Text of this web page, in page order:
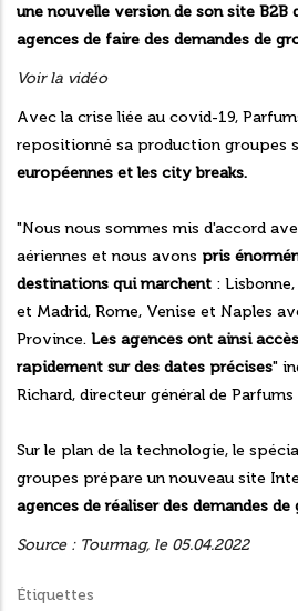
une nouvelle version de son site
agences de faire des demandes de
Voir la vidéo
Avec la crise liée au covid-19,
repositionné sa production groupes
européennes et les city breaks.
"Nous nous sommes mis d'accord
aériennes et nous avons pris
destinations qui marchent :
et Madrid, Rome, Venise et Naples
Province. Les agences ont ainsi
rapidement sur des dates précises"
Richard, directeur général de Parfums
Sur le plan de la technologie, le
groupes prépare un nouveau site
agences de réaliser des demandes
Source : Tourmag, le 05.04.2022
Étiquettes